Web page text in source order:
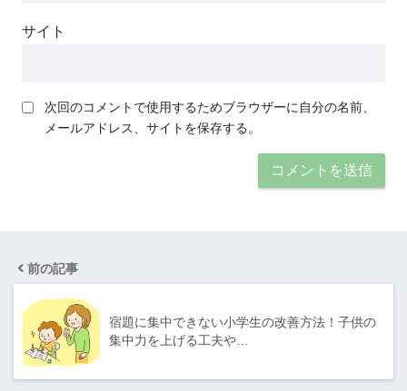
サイト
次回のコメントで使用するためブラウザーに自分の名前、
メールアドレス、サイトを保存する。
前の記事
宿題に集中できない小学生の改善方法！子供の
集中力を上げる工夫や…